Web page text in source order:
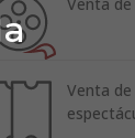
Venta